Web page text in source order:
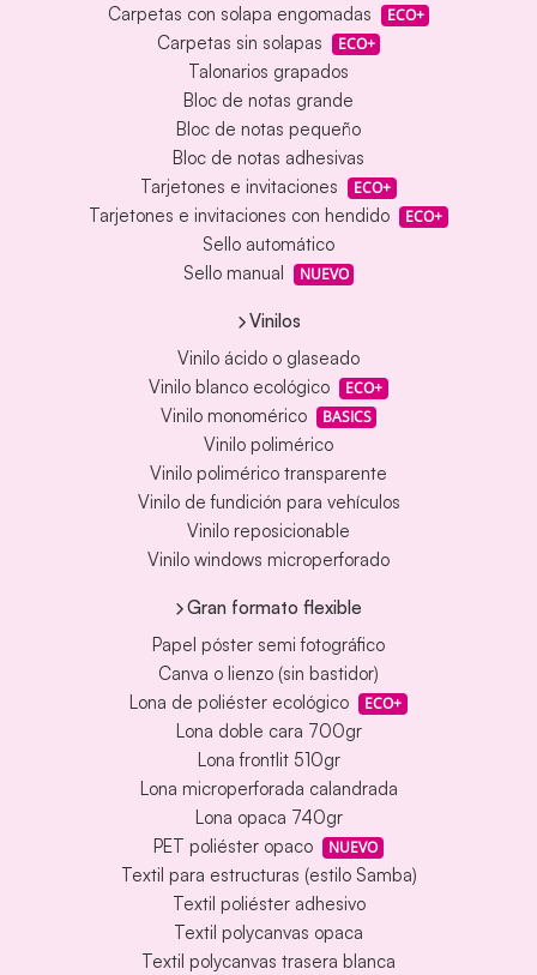
Carpetas con solapa engomadas ECO+
Carpetas sin solapas ECO+
Talonarios grapados
Bloc de notas grande
Bloc de notas pequeño
Bloc de notas adhesivas
Tarjetones e invitaciones
ECO+
Tarjetones e invitaciones con hendido ECO+
Sello automático
Sello manual
NUEVO
Vinilos
Vinilo ácido o glaseado
Vinilo blanco ecológico
ECO+
Vinilo monomérico BASICS
Vinilo polimérico
Vinilo polimérico transparente
Vinilo de fundición para vehículos
Vinilo reposicionable
Vinilo windows microperforado
Gran formato flexible
Papel póster semi fotográfico
Canva o lienzo (sin bastidor)
Lona de poliéster ecológico
ECO+
Lona doble cara 700gr
Lona frontlit 510gr
Lona microperforada calandrada
Lona opaca 740gr
PET poliéster opaco
NUEVO
Textil para estructuras (estilo Samba)
Textil poliéster adhesivo
Textil polycanvas opaca
Textil polycanvas trasera blanca